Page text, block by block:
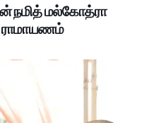
நமித் மல்கோத்ரா
ராமாயணம்